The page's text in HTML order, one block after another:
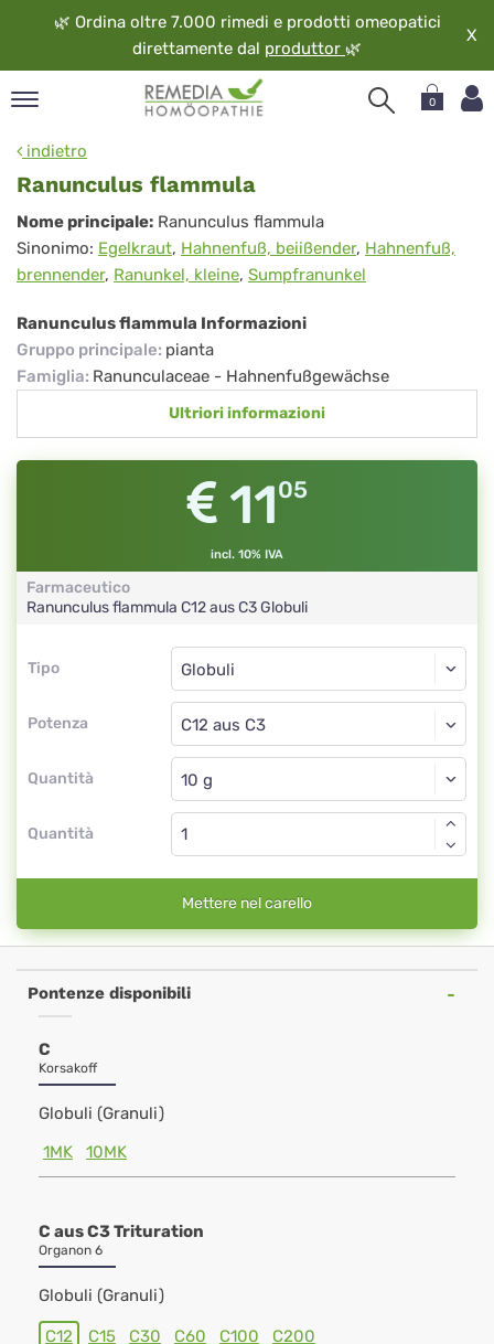
🌿 Ordina oltre 7.000 rimedi e prodotti omeopatici
direttamente dal produttor 🌿
X
0
indietro
Ranunculus flammula
Ranunculus
flammula
Nome principale: Ranunculus flammula
Sinonimo: Egelkraut, Hahnenfuß, beiißender, Hahnenfuß,
brennender, Ranunkel, kleine, Sumpfranunkel
Ranunculus flammula Informazioni
Gruppo principale: pianta
Famiglia: Ranunculaceae - Hahnenfußgewächse
Ultriori informazioni
1105
incl. 10% IVA
Farmaceutico
Ranunculus flammula C12 aus C3Globuli
Tipo
Tipo
Potenza
Globuli
C12 aus C3
Quantità
Globuli
Quantità
Mettere nel carello
Pontenze disponibili
C
Korsakoff
Globuli (Granuli)
1MK
10MK
C aus C3 Trituration
Organon 6
Globuli (Granuli)
C12 C15 C30 C60 C100 C200